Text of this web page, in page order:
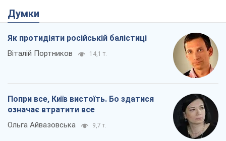
Думки
Як протидіяти російській балістиці
Віталій Портников 14,1 т.
Попри все, Київ вистоїть. Бо здатися
означає втратити все
Ольга Айвазовська 9,7 т.